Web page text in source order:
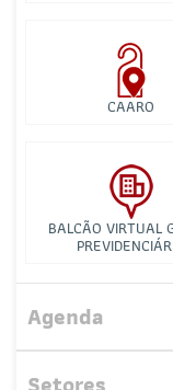
CAARO
BALCÃO VIRTUAL
Agenda